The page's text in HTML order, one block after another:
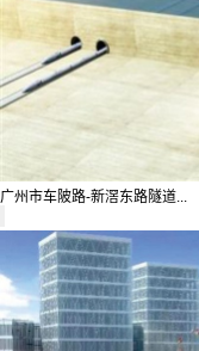
广州市车陂路-新滘东路隧道...